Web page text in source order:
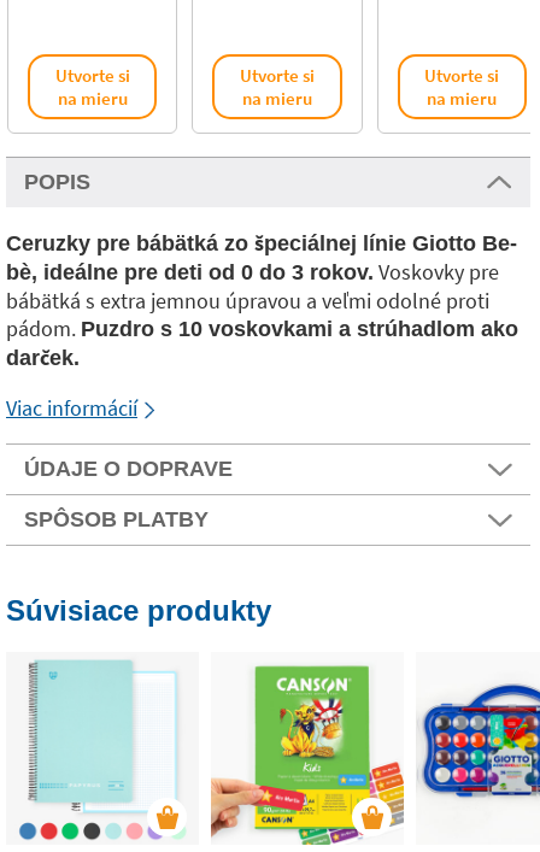
Utvorte si
na mieru
Utvorte si
na mieru
Utvorte si
na mieru
POPIS
Ceruzky pre bábätká zo špeciálnej línie Giotto Be-
bè, ideálne pre deti od 0 do 3 rokov. Voskovky pre
bábätká s extra jemnou úpravou a veľmi odolné proti
pádom. Puzdro s 10 voskovkami a strúhadlom ako
darček.
Viac informácií
ÚDAJE O DOPRAVE
SPÔSOB PLATBY
Súvisiace produkty